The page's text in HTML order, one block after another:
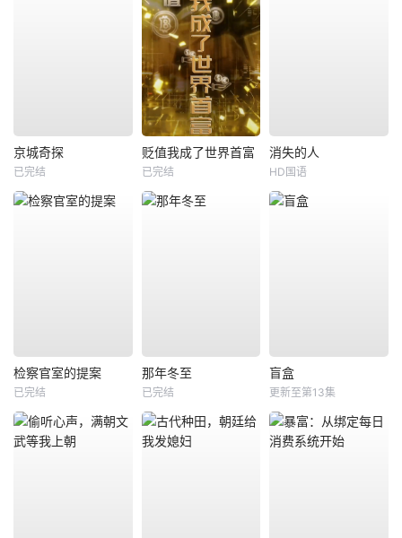
京城奇探
已完结
贬值我成了世界首富
已完结
消失的人
HD国语
检察官室的提案
已完结
那年冬至
已完结
盲盒
更新至第13集